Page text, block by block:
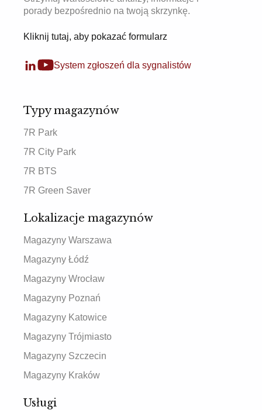
porady bezpośrednio na twoją skrzynkę.
Kliknij tutaj, aby pokazać formularz
System zgłoszeń dla sygnalistów
Typy magazynów
7R Park
7R City Park
7R BTS
7R Green Saver
Lokalizacje magazynów
Magazyny Warszawa
Magazyny Łódź
Magazyny Wrocław
Magazyny Poznań
Magazyny Katowice
Magazyny Trójmiasto
Magazyny Szczecin
Magazyny Kraków
Usługi